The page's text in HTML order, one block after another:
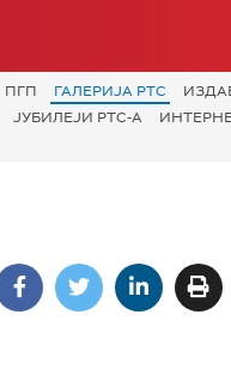
ПГП ГАЛЕРИЈА РТС
ЈУБИЛЕЈИ РТС-А